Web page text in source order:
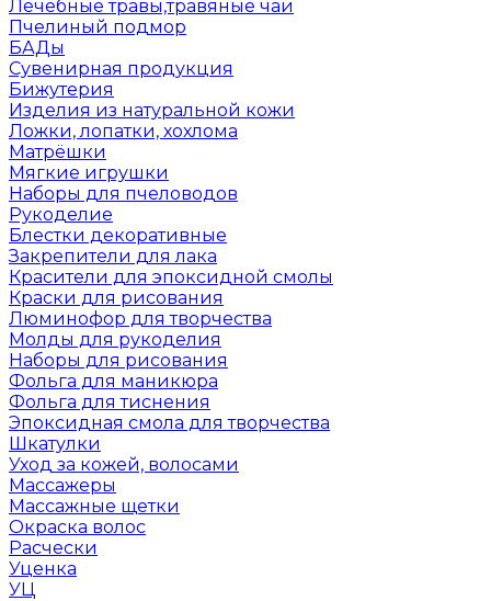
Лечебные травы,травяные чаи
Пчелиный подмор
БАДы
Сувенирная продукция
Бижутерия
Изделия из натуральной кожи
Ложки, лопатки, хохлома
Матрёшки
Мягкие игрушки
Наборы для пчеловодов
Рукоделие
Блестки декоративные
Закрепители для лака
Красители для эпоксидной смолы
Краски для рисования
Люминофор для творчества
Молды для рукоделия
Наборы для рисования
Фольга для маникюра
Фольга для тиснения
Эпоксидная смола для творчества
Шкатулки
Уход за кожей, волосами
Массажеры
Массажные щетки
Окраска волос
Расчески
Уценка
УЦ